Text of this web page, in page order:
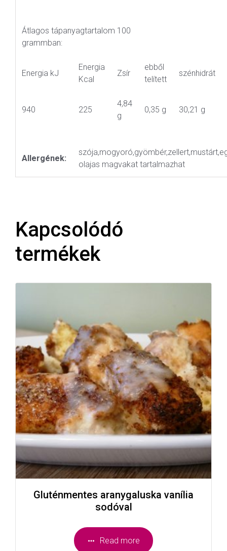
Átlagos tápanyagtartalom 100
grammban:
Energia kJ
Energia
Kcal
Zsír
ebből
telített
szénhidrát
940 225
4,84
g
0,35 g 30,21 g
Allergének:
olajas magvakat tartalmazhat
Kapcsolódó
termékek
Gluténmentes aranygaluska vanília
sodóval
Read more